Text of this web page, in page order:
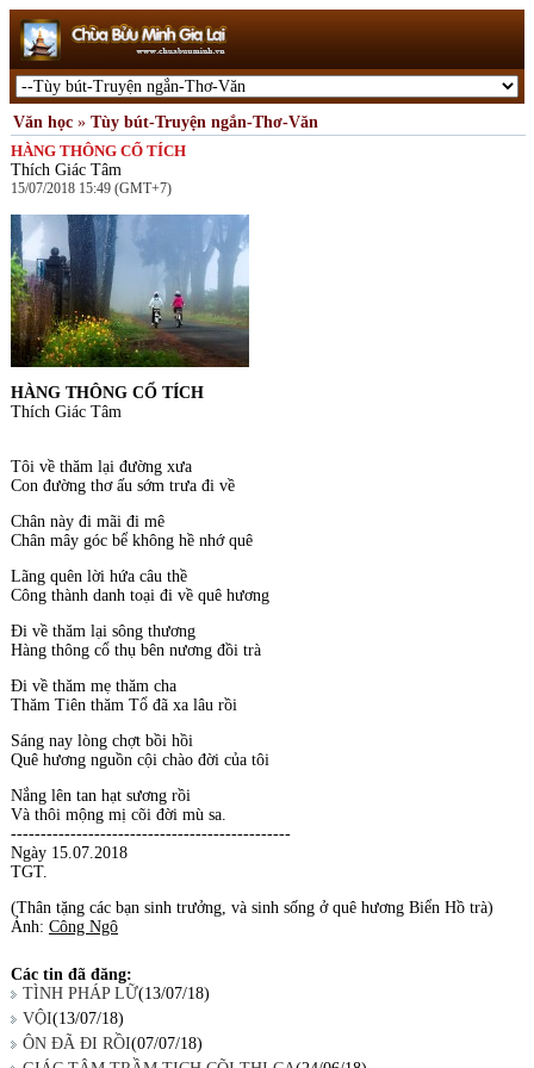
Văn học » Tùy bút-Truyện ngắn-Thơ-Văn
HÀNG THÔNG CỔ TÍCH
Thích Giác Tâm
15/07/2018 15:49 (GMT+7)
HÀNG THÔNG CỔ TÍCH
Thích Giác Tâm
Tôi về thăm lại đường xưa
Con đường thơ ấu sớm trưa đi về
Chân này đi mãi đi mê
Chân mây góc bể không hề nhớ quê
Lãng quên lời hứa câu thề
Công thành danh toại đi về quê hương
Đi về thăm lại sông thương
Hàng thông cổ thụ bên nương đồi trà
Đi về thăm mẹ thăm cha
Thăm Tiên thăm Tổ đã xa lâu rồi
Sáng nay lòng chợt bồi hồi
Quê hương nguồn cội chào đời của tôi
Nắng lên tan hạt sương rồi
Và thôi mộng mị cõi đời mù sa.
-----------------------------------------------
Ngày 15.07.2018
TGT.
(Thân tặng các bạn sinh trưởng, và sinh sống ở quê hương Biển Hồ trà)
Ảnh: Công Ngô
Các tin đã đăng:
TÌNH PHÁP LỮ(13/07/18)
VỘI(13/07/18)
ÔN ĐÃ ĐI RỒI(07/07/18)